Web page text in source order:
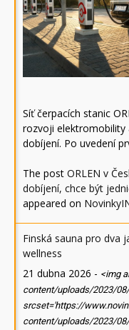
Síť čerpacích stanic
rozvoji elektromobility
dobíjení. Po uvedení
The post ORLEN v
dobíjení, chce být
appeared on
Finská sauna pro dva
wellness
21 dubna 2026 - <img
content/uploads/2023/
srcset='https://
content/uploads/2023/